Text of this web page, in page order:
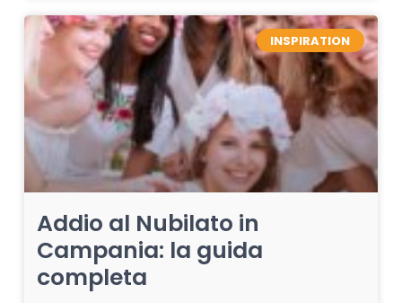
INSPIRATION
Addio al Nubilato in
Campania: la guida
completa